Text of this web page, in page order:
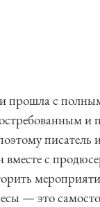
прошла с
и
писатель
с
— это